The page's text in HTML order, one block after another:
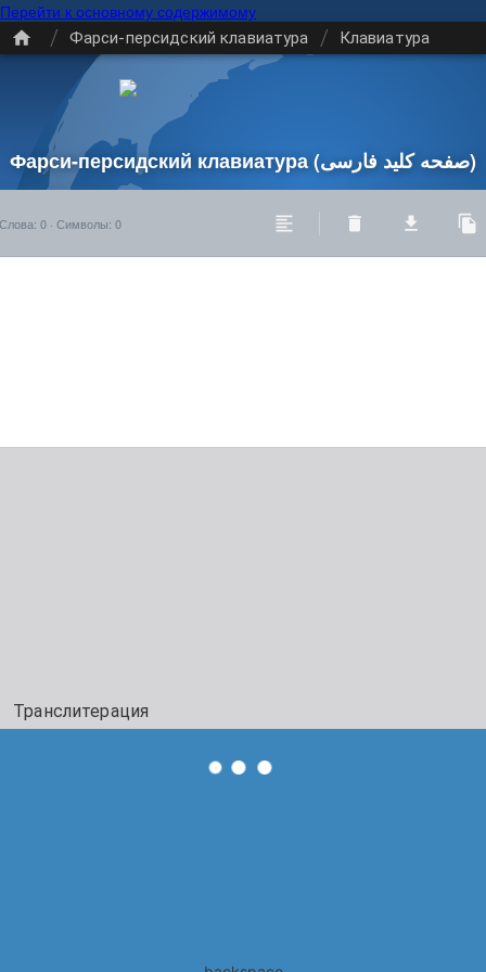
Перейти к основному содержимому
/ Фарси-персидский клавиатура / Клавиатура
Фарси-персидский клавиатура (صفحه کلید فارسی)
: 0· Символы: 0
Транслитерация